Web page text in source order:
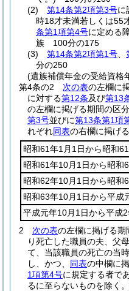
(2)
第14条第2項第3号に
時18才未満若しくは55
条第1項第4号に定める
族 100分の175
(3)
第14条第2項第1号
分の250
(遺族補償年金の受給資格
第4条の2
次の表の左欄に
に対する第12条及び第13
の左欄に掲げる期間の区分
第3号並びに第13条第1項
れぞれ同表の右欄に掲げ
昭和61年1月1日から昭和
昭和61年10月1日から昭和
昭和62年10月1日から昭和
昭和63年10月1日から平成
平成元年10月1日から平成
2
次の表の左欄に掲げる期
り死亡した職員の夫、父
て、当該職員の死亡の当
し、かつ、 同表の中欄に
1項第4号に規定する者で
るに至らないものを除く